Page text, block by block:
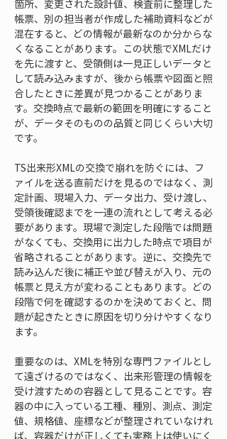
箇所、変更された設計値、検査前に整理した
帳票、別の担当者が作成した補助資料などが
混在すると、どの情報が最新なのか分からな
くなることがあります。この状態でXMLだけ
を先に渡すと、受領側は一見正しいデータと
して読み込みますが、後から帳票や図面と照
合したときに差異が見つかることがありま
す。交換時点で最新の範囲を明確にすること
が、データそのものの品質と同じくらい大切
です。
TS出来形XMLの交換で崩れを防ぐには、フ
ァイルを送る直前だけを見るのではなく、測
定計画、現場入力、データ出力、受け渡し、
受領後確認までを一連の流れとして考える必
要があります。現場で測定した段階では問題
がなくても、交換用に出力した時点で項目が
省略されることがあります。逆に、交換先で
読み込んだ後に補正や並び替えが入り、元の
帳票と見え方が変わることもあります。どの
段階で何を確認するのかを決めておくと、問
題が起きたときに原因を切り分けやすくなり
ます。
重要なのは、XMLを特別な専門ファイルとし
て遠ざけるのではなく、出来形管理の情報を
受け渡すための容器として見ることです。容
器の中に入っている工種、種別、測点、測定
値、規格値、座標などが整理されていなけれ
ば、容器だけが正しくても実務上は使いにく